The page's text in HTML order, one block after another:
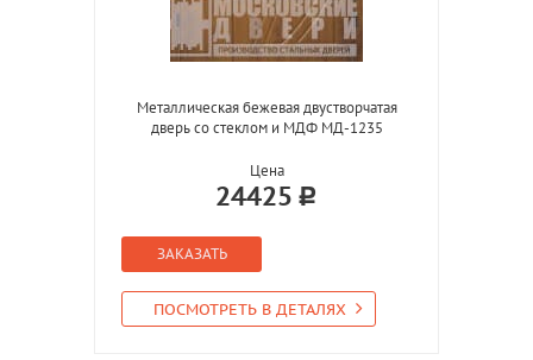
Металлическая бежевая двустворчатая
дверь со стеклом и МДФ МД-1235
Цена
24425
ЗАКАЗАТЬ
ПОСМОТРЕТЬ В ДЕТАЛЯХ